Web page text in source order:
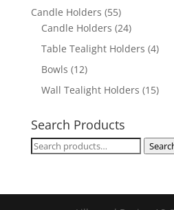
Candle Holders (55)
Candle Holders (24)
Table Tealight Holders (4)
Bowls (12)
Wall Tealight Holders (15)
Search Products
Search